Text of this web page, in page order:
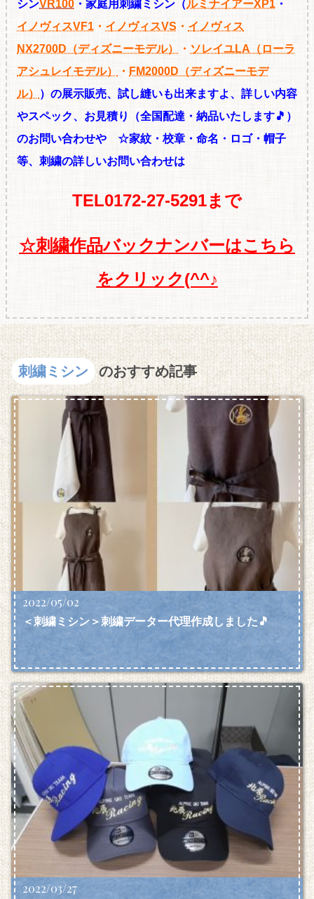
シンVR100 ・家庭用刺繍ミシン（ルミナイアーXP1 ・
イノヴィスVF1 ・ イノヴィスVS ・ イノヴィス
NX2700D（ディズニーモデル）
・ ソレイユLA（ローラ
アシュレイモデル）
・ FM2000D（ディズニーモデ
ル）
）の展示販売、試し縫いも出来ますよ、詳しい内容
やスペック、お見積り
（全国配達・納品いたします🎵）
のお問い合わせや ☆家紋・校章・命名・ロゴ・帽子
等、刺繍の詳しいお問い合わせは
TEL0172-27-5291まで
☆刺繍作品バックナンバーはこちら
をクリック(^^♪
刺繍ミシン のおすすめ記事
2022/05/02
＜刺繍ミシン＞刺繍データー代理作成しました🎵
2022/03/27